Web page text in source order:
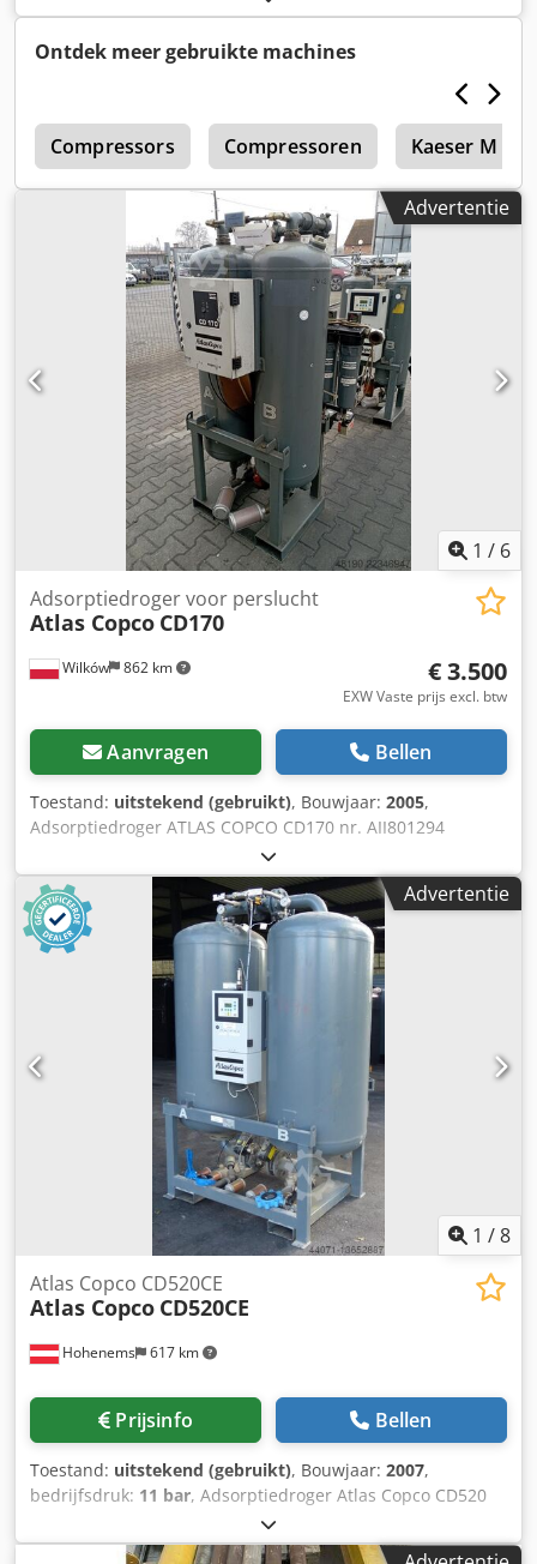
Gewicht: 18 kg
Ontdek meer gebruikte machines
Compressors Compressoren Kaeser M 121
Advertentie
1 / 6
Wilków 862 km
Adsorptiedroger voor perslucht
Atlas Copco CD170
€ 3.500
EXW Vaste prijs excl. btw
Aanvragen Bellen
Toestand: uitstekend (gebruikt), Bouwjaar: 2005,
Adsorptiedroger ATLAS COPCO CD170 nr. AII801294
S014387 Csdpfx Amezl Uhdoyorf 11 bar Bouwjaar 2005
6,12 m³/min NIEUW!
Advertentie
1 /8
Hohenems 617 km
Atlas Copco CD520CE
Atlas Copco CD520CE
Prijsinfo Bellen
Toestand: uitstekend (gebruikt), Bouwjaar: 2007,
bedrijfsdruk: 11 bar, Adsorptiedroger Atlas Copco CD520
met 31,20 m3/min Crodpfx Amoqay R Doyof